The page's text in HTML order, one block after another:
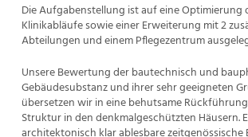
Die Aufgabenstellung ist auf eine Optimierung
Klinikabläufe sowie einer Erweiterung mit 2
Abteilungen und einem Pflegezentrum
Unsere Bewertung der bautechnisch und
Gebäudesubstanz und ihrer sehr geeigneten
übersetzen wir in eine behutsame
Struktur in den denkmalgeschützten Häusern.
architektonisch klar ablesbare zeitgenössische